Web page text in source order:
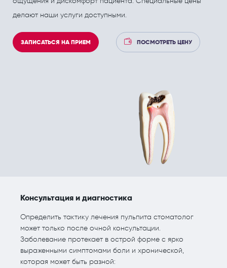
Неврология
Онкология
Флебология
Эндокринология
делают наши услуги доступными.
ЗАПИСАТЬСЯ НА ПРИЕМ ПОСМОТРЕТЬ ЦЕНУ
Консультация и диагностика
Определить тактику лечения пульпита стоматолог
может только после очной консультации.
Заболевание протекает в острой форме с ярко
выраженными симптомами боли и хронической,
которая может быть разной: